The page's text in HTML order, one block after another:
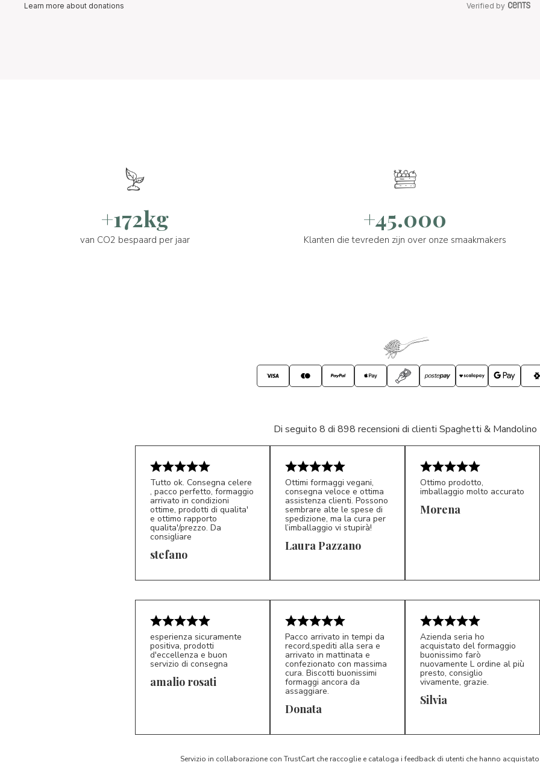
Learn more about donations Verified by
+172kg
van CO2 bespaard per jaar
+45.000
Klanten die tevreden zijn over onze smaakmakers
Di seguito 8 di 898 recensioni di clienti Spaghetti & Mandolino
S*
Tutto ok. Consegna celere
, pacco perfetto, formaggio
arrivato in condizioni
ottime, prodotti di qualita'
e ottimo rapporto
qualita'/prezzo. Da
consigliare
stefano LP 5/5
Ottimi formaggi vegani,
consegna veloce e ottima
assistenza clienti. Possono
sembrare alte le spese di
spedizione, ma la cura per
l’imballaggio vi stupirà!
Laura Pazzano
Ottimo prodotto,
imballaggio molto accurato
Morena
esperienza sicuramente
positiva, prodotti
d'eccellenza e buon
servizio di consegna
amalio rosati
D*
Pacco arrivato in tempi da
record,spediti alla sera e
arrivato in mattinata e
confezionato con massima
cura. Biscotti buonissimi
formaggi ancora da
assaggiare.
Donata S*
Azienda seria ho
acquistato del formaggio
buonissimo farò
nuovamente L ordine al più
presto, consiglio
vivamente, grazie.
Silvia
Servizio in collaborazione con TrustCart che raccoglie e cataloga i feedback di utenti che hanno